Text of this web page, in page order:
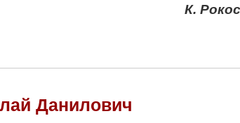
К.
Данилович